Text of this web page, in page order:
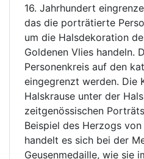
16. Jahrhundert
das die porträtierte
um die Halsdekoration
Goldenen Vlies handeln.
Personenkreis auf den
eingegrenzt werden. Die
Halskrause unter der
zeitgenössischen
Beispiel des Herzogs
handelt es sich bei der
Geusenmedaille, wie sie